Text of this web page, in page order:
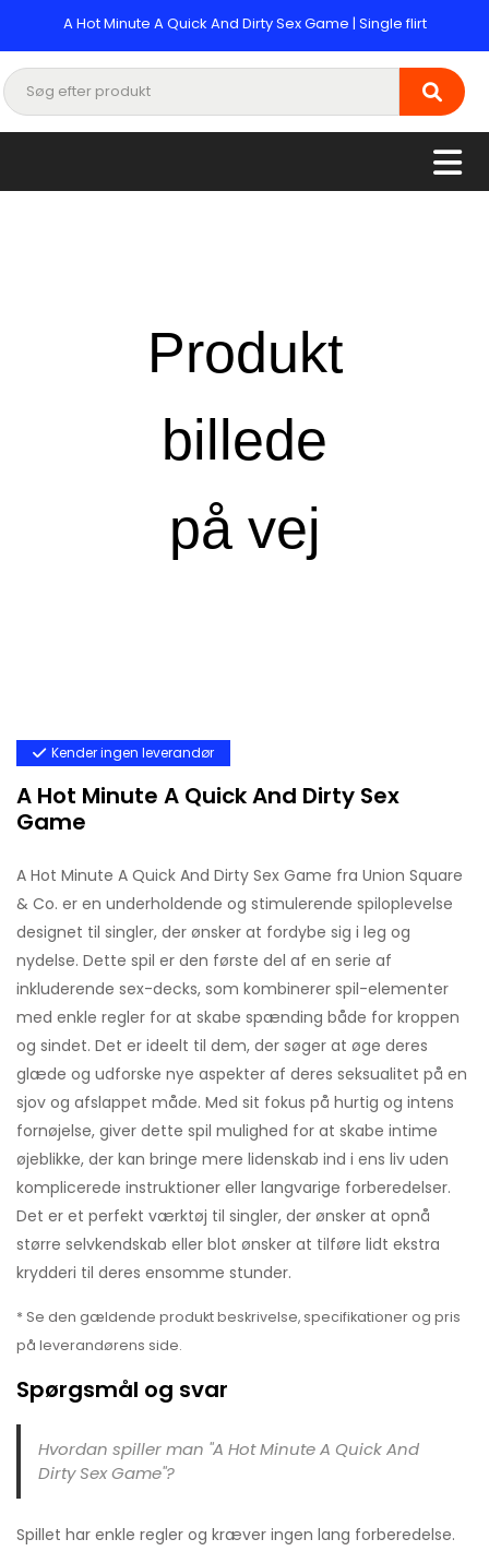
A Hot Minute A Quick And Dirty Sex Game | Single flirt
Kender ingen leverandør
A Hot Minute A Quick And Dirty Sex
Game
A Hot Minute A Quick And Dirty Sex Game fra Union Square
& Co. er en underholdende og stimulerende spiloplevelse
designet til singler, der ønsker at fordybe sig i leg og
nydelse. Dette spil er den første del af en serie af
inkluderende sex-decks, som kombinerer spil-elementer
med enkle regler for at skabe spænding både for kroppen
og sindet. Det er ideelt til dem, der søger at øge deres
glæde og udforske nye aspekter af deres seksualitet på en
sjov og afslappet måde. Med sit fokus på hurtig og intens
fornøjelse, giver dette spil mulighed for at skabe intime
øjeblikke, der kan bringe mere lidenskab ind i ens liv uden
komplicerede instruktioner eller langvarige forberedelser.
Det er et perfekt værktøj til singler, der ønsker at opnå
større selvkendskab eller blot ønsker at tilføre lidt ekstra
krydderi til deres ensomme stunder.
* Se den gældende produkt beskrivelse, specifikationer og pris
på leverandørens side.
Spørgsmål og svar
Hvordan spiller man "A Hot Minute A Quick And
Dirty Sex Game"?
Spillet har enkle regler og kræver ingen lang forberedelse.